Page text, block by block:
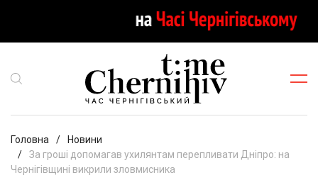
Головна
Новини
За гроші допомагав ухилянтам перепливати Дніпро: на
Чернігівщині викрили зловмисника